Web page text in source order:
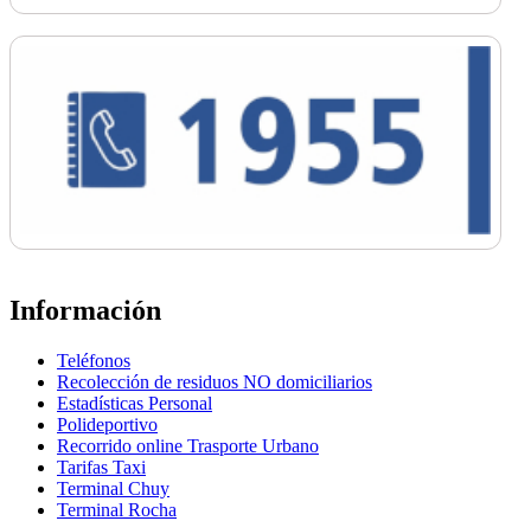
Información
Teléfonos
Recolección de residuos NO domiciliarios
Estadísticas Personal
Polideportivo
Recorrido online Trasporte Urbano
Tarifas Taxi
Terminal Chuy
Terminal Rocha